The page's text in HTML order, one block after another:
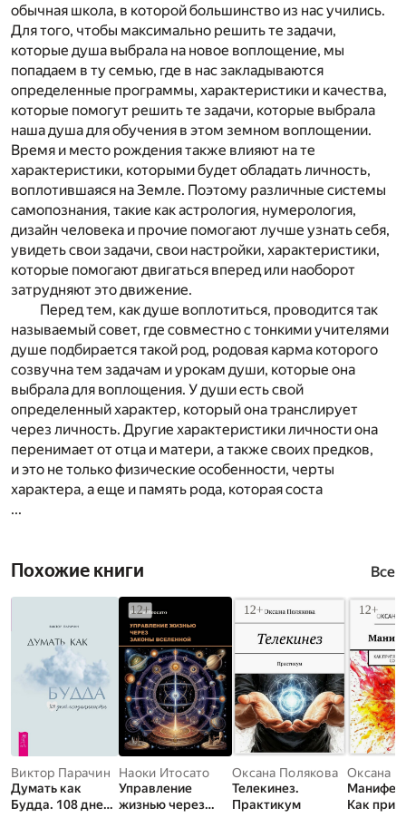
обычная школа, в которой большинство из нас учились.
Для того, чтобы максимально решить те задачи,
которые душа выбрала на новое воплощение, мы
попадаем в ту семью, где в нас закладываются
определенные программы, характеристики и качества,
которые помогут решить те задачи, которые выбрала
наша душа для обучения в этом земном воплощении.
Время и место рождения также влияют на те
характеристики, которыми будет обладать личность,
воплотившаяся на Земле. Поэтому различные системы
самопознания, такие как астрология, нумерология,
дизайн человека и прочие помогают лучше узнать себя,
увидеть свои задачи, свои настройки, характеристики,
которые помогают двигаться вперед или наоборот
затрудняют это движение.
Перед тем, как душе воплотиться, проводится так
называемый совет, где совместно с тонкими учителями
душе подбирается такой род, родовая карма которого
созвучна тем задачам и урокам души, которые она
выбрала для воплощения. У души есть свой
определенный характер, который она транслирует
через личность. Другие характеристики личности она
перенимает от отца и матери, а также своих предков,
и это не только физические особенности, черты
характера, а еще и память рода, которая соста
...
Похожие книги Все
Виктор Парачин
Думать как
Будда. 108 дней
Наоки Итосато
Управление
жизнью через
Оксана Полякова
Телекинез.
Практикум
Оксана
Как